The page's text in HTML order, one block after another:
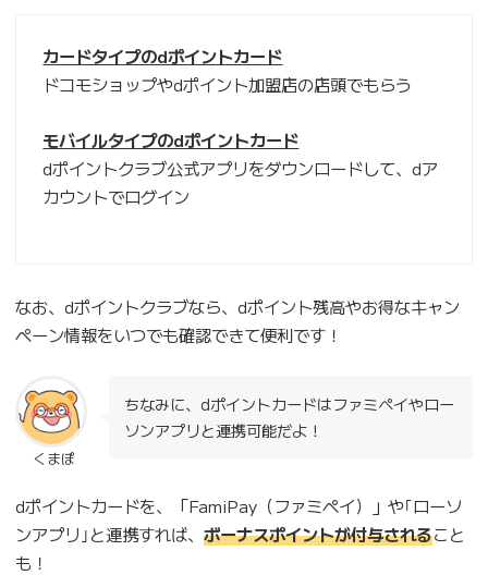
カードタイプのdポイントカード
ドコモショップやdポイント加盟店の店頭でもらう
モバイルタイプのdポイントカード
dポイントクラブ公式アプリをダウンロードして、dア
カウントでログイン
なお、dポイントクラブなら、dポイント残高やお得なキャン
ペーン情報をいつでも確認できて便利です！
くまぽ
ちなみに、dポイントカードはファミペイやロー
ソンアプリと連携可能だよ！
dポイントカードを、「FamiPay（ファミペイ）」や｢ローソ
ンアプリ｣と連携すれば、 ボーナスポイントが付与されること
も！